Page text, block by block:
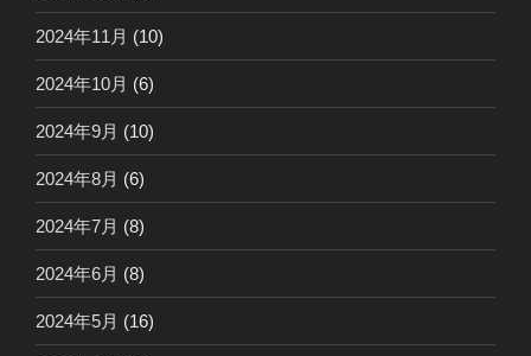
2024年11月 (10)
2024年10月 (6)
2024年9月 (10)
2024年8月 (6)
2024年7月 (8)
2024年6月 (8)
2024年5月 (16)